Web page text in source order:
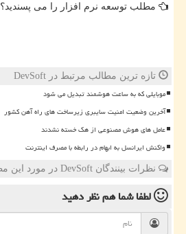
مطلب توسعه نرم افزار را می پسندید؟
تازه ترین مطالب مرتبط در DevSoft
موبایلی که به ساعت هوشمند تبدیل می شود
آخرین وضعیت امنیت سایبری زیرساخت های راه آهن کشور
عامل های هوش مصنوعی از هک خسته نشدند
واکنش ایرانسل به ابهام در رابطه با مصرف اینترنت
نظرات بینندگان DevSoft در مورد این مطلب
لطفا شما همنظر دهید